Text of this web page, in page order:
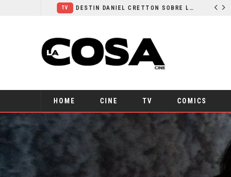
DESTIN DANIEL CRETTON SOBRE LA CANCELACIÓN DE WONDER MAN
HOME CINE TV COMICS